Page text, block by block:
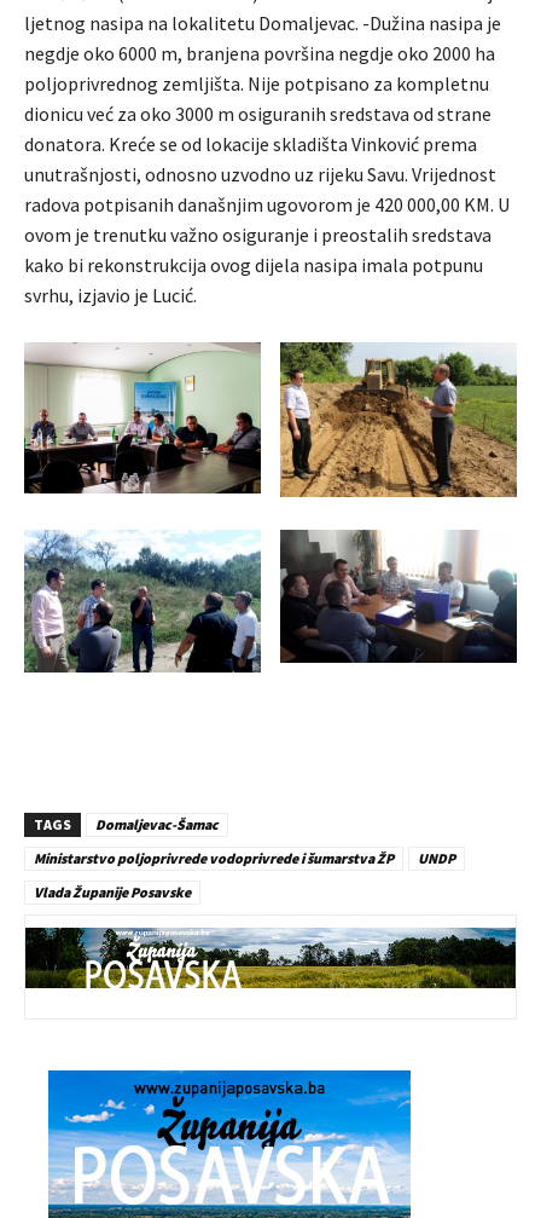
ljetnog nasipa na lokalitetu Domaljevac. -Dužina nasipa je
negdje oko 6000 m, branjena površina negdje oko 2000 ha
poljoprivrednog zemljišta. Nije potpisano za kompletnu
dionicu već za oko 3000 m osiguranih sredstava od strane
donatora. Kreće se od lokacije skladišta Vinković prema
unutrašnjosti, odnosno uzvodno uz rijeku Savu. Vrijednost
radova potpisanih današnjim ugovorom je 420 000,00 KM. U
ovom je trenutku važno osiguranje i preostalih sredstava
kako bi rekonstrukcija ovog dijela nasipa imala potpunu
svrhu, izjavio je Lucić.
TAGS
Domaljevac-Šamac
Ministarstvo poljoprivrede vodoprivrede i šumarstva ŽP
UNDP
Vlada Županije Posavske